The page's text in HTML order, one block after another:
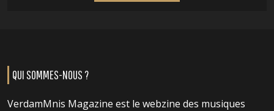
QUI SOMMES-NOUS ?
VerdamMnis Magazine est le webzine des musiques